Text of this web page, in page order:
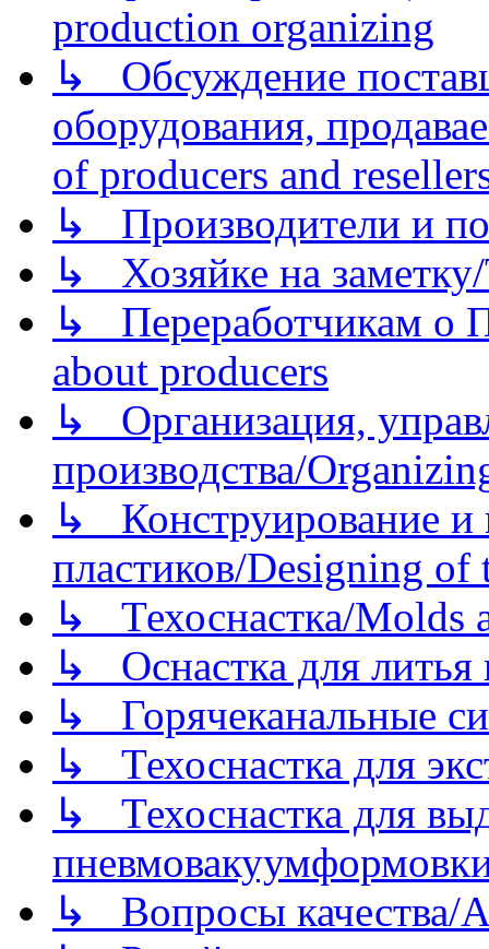
production organizing
↳ Обсуждение
оборудования,
of producers and
↳ Производители и
↳ Хозяйке на
↳ Переработчикам о
about producers
↳ Организация,
производства/
↳ Конструирование и
пластиков/Designing of
↳ Техоснастка/Molds
↳ Оснастка для литья
↳ Горячеканальные
↳ Техоснастка для
↳ Техоснастка для
↳ Вопросы качества/